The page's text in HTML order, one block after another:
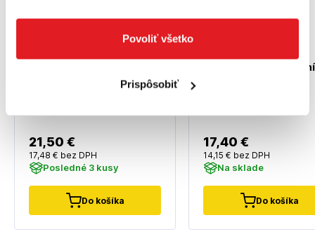
Povoliť všetko
Prispôsobiť
stolársky SRB 500
21,50 €
17,48 € bez DPH
Posledné 3 kusy
Do košíka
SOLA 56012101
17,40 €
14,15 € bez DPH
Na sklade
Do košíka